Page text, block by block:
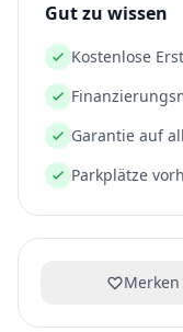
Gut zu wissen
Kostenlose
Garantie auf
Parkplätze
Merken